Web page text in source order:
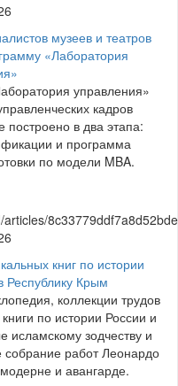
музеев и театров
«Лаборатория
управления»
кадров
построено в два этапа:
и программа
по модели MBA.
книг по истории
Республику Крым
коллекции трудов
по истории России и
зодчеству и
собрание работ Леонардо
и авангарде.